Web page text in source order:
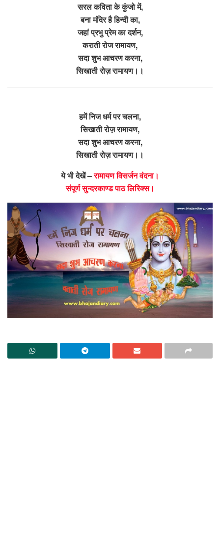
सरल कविता के कुंजो में,
बना मंदिर है हिन्दी का,
जहां प्रभु प्रेम का दर्शन,
कराती रोज रामायण,
सदा शुभ आचरण करना,
सिखाती रोज़ रामायण।।
हमें निज धर्म पर चलना,
सिखाती रोज़ रामायण,
सदा शुभ आचरण करना,
सिखाती रोज़ रामायण।।
ये भी देखें –रामायण विसर्जन वंदना।
संपूर्ण सुन्दरकाण्ड पाठ लिरिक्स।